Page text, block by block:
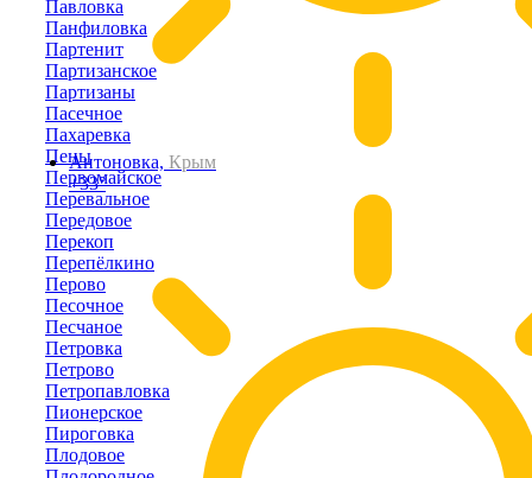
Антоновка, Крым
+33°
Павловка
Панфиловка
Партенит
Партизанское
Партизаны
Пасечное
Пахаревка
Пены
Первомайское
Перевальное
Передовое
Перекоп
Перепёлкино
Перово
Песочное
Песчаное
Петровка
Петрово
Петропавловка
Пионерское
Пироговка
Плодовое